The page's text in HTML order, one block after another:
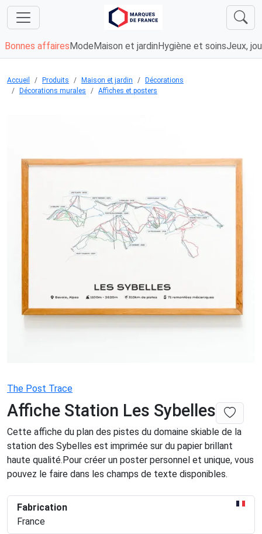
Bonnes affaires Mode Maison et jardin Hygiène et soinsJeux,
Accueil Produits Maison et jardin
Décorations
Décorations murales
Affiches et posters
The Post Trace
Affiche Station Les Sybelles
Cette affiche du plan des pistes du domaine skiable de la
station des Sybelles est imprimée sur du papier brillant
haute qualité.Pour créer un poster personnel et unique, vous
pouvez le faire dans les champs de texte disponibles.
Fabrication
France